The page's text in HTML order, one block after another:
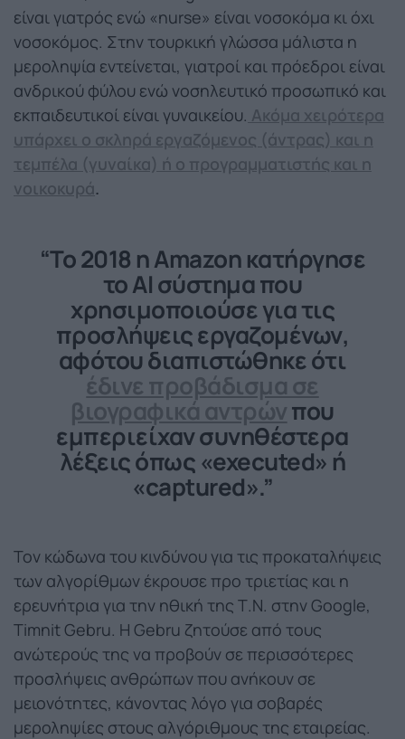
είναι γιατρός ενώ «nurse» είναι νοσοκόμα κι όχι
νοσοκόμος. Στην τουρκική γλώσσα μάλιστα η
μεροληψία εντείνεται, γιατροί και πρόεδροι είναι
ανδρικού φύλου ενώ νοσηλευτικό προσωπικό και
εκπαιδευτικοί είναι γυναικείου. Ακόμα χειρότερα
υπάρχει ο σκληρά εργαζόμενος (άντρας) και η
τεμπέλα (γυναίκα) ή ο προγραμματιστής και η
νοικοκυρά.
“Το 2018 η Amazon κατήργησε
το ΑΙ σύστημα που
χρησιμοποιούσε για τις
προσλήψεις εργαζομένων,
αφότου διαπιστώθηκε ότι
έδινε προβάδισμα σε
βιογραφικά αντρώνπου
εμπεριείχαν συνηθέστερα
λέξεις όπως «executed» ή
«captured».”
Τον κώδωνα του κινδύνου για τις προκαταλήψεις
των αλγορίθμων έκρουσε προ τριετίας και η
ερευνήτρια για την ηθική της Τ.Ν. στην Google,
Timnit Gebru. Η Gebru ζητούσε από τους
ανώτερούς της να προβούν σε περισσότερες
προσλήψεις ανθρώπων που ανήκουν σε
μειονότητες, κάνοντας λόγο για σοβαρές
μεροληψίες στους αλγόριθμους της εταιρείας.